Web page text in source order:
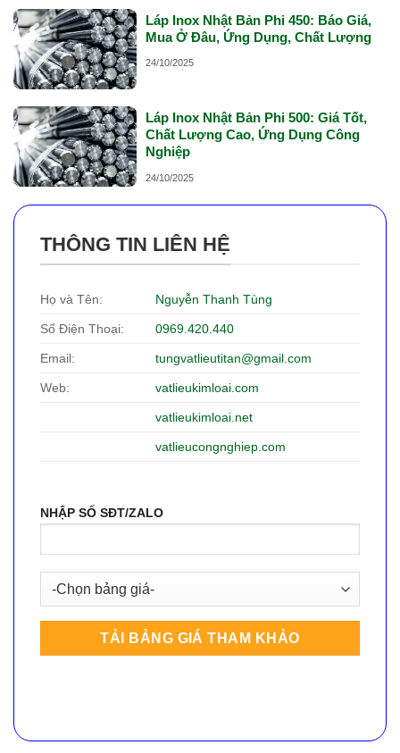
Láp Inox Nhật Bản Phi 450: Báo Giá,
Mua Ở Đâu, Ứng Dụng, Chất Lượng
24/10/2025
Láp Inox Nhật Bản Phi 500: Giá Tốt,
Chất Lượng Cao, Ứng Dụng Công
Nghiệp
24/10/2025
THÔNG TIN LIÊN HỆ
Họ và Tên: Nguyễn Thanh Tùng
Số Điện Thoại: 0969.420.440
Email: tungvatlieutitan@gmail.com
Web: vatlieukimloai.com
vatlieukimloai.net
vatlieucongnghiep.com
NHẬP SỐ SĐT/ZALO